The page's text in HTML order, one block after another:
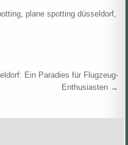
plane spotting düsseldorf
Ein Paradies für Flugzeug-
Enthusiasten →